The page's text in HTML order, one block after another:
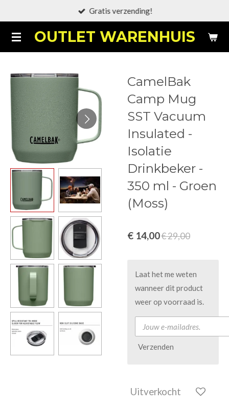
naar
de
OUTLET WARENHUIS
Gratis verzending!
CamelBak
Camp Mug
SST Vacuum
Insulated -
Isolatie
Drinkbeker -
350 ml - Groen
(Moss)
€ 14,00€ 29,00
Laat het me weten
wanneer dit product
weer op voorraad is.
Verzenden
Uitverkocht